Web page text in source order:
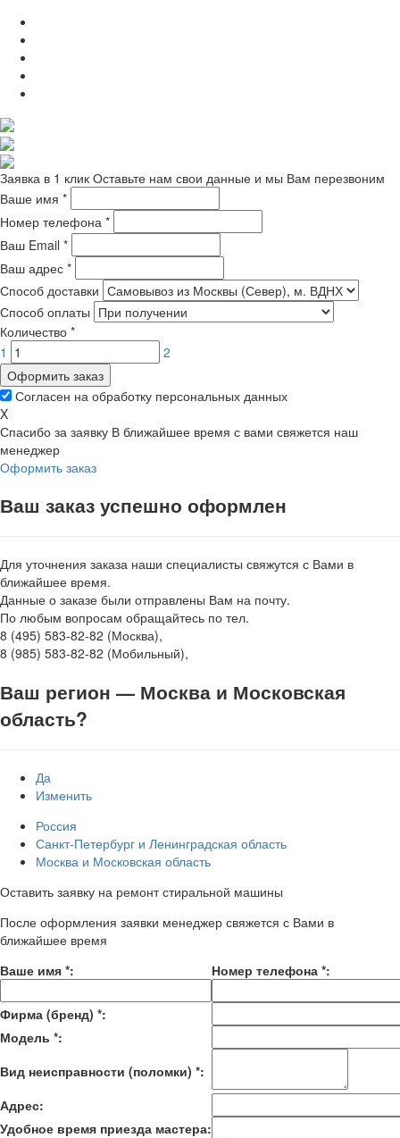
Заявка в 1 клик Оставьте нам свои данные и мы Вам перезвоним
Ваше имя *
Номер телефона *
Ваш Email *
Ваш адрес *
Способ доставки
Способ оплаты
Количество *
1
2
Оформить заказ
Согласен на обработку персональных данных
X
Спасибо за заявку В ближайшее время с вами свяжется наш
менеджер
Оформить заказ
Ваш заказ успешно оформлен
Для уточнения заказа наши специалисты свяжутся с Вами в
ближайшее время.
Данные о заказе были отправлены Вам на почту.
По любым вопросам обращайтесь по тел.
8 (495) 583-82-82 (Москва),
8 (985) 583-82-82 (Мобильный),
Ваш регион — Москва и Московская
область?
Да
Изменить
Россия
Санкт-Петербург и Ленинградская область
Москва и Московская область
Оставить заявку на ремонт стиральной машины
После оформления заявки менеджер свяжется с Вами в
ближайшее время
Ваше имя *: Номер телефона *:
Фирма (бренд) *:
Модель *:
Вид неисправности (поломки) *:
Адрес:
Удобное время приезда мастера: